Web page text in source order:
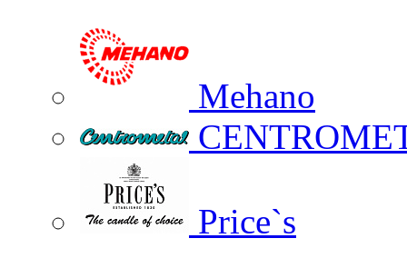
Mehano
Price`s